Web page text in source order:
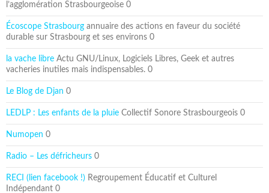
l’agglomération Strasbourgeoise 0
Écoscope Strasbourg annuaire des actions en faveur du société
durable sur Strasbourg et ses environs 0
la vache libre Actu GNU/Linux, Logiciels Libres, Geek et autres
vacheries inutiles mais indispensables. 0
Le Blog de Djan 0
LEDLP : Les enfants de la pluie Collectif Sonore Strasbourgeois 0
Numopen 0
Radio – Les défricheurs 0
RECI (lien facebook !) Regroupement Éducatif et Culturel
Indépendant 0